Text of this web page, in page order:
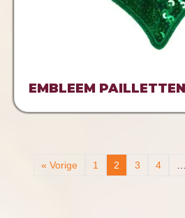
EMBLEEM
« Vorige 1 2 3 4